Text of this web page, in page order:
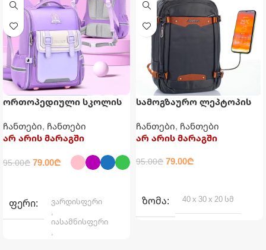
ორთოპედიული სკოლის
ჩანთები, ჩანთები
არ არის მარაგში
95.00₾ 79.00₾
ᲤᲔᲠᲘ
ვარდისფერი
,
იასამნისფერი
,
სამოგზაურო ლეპტოპის
დამტენით
ჩანთები, ჩანთები
არ არის მარაგში
95.00₾ 79.00₾
ᲖᲝᲛᲐ 40 x 30 x 20 სმ